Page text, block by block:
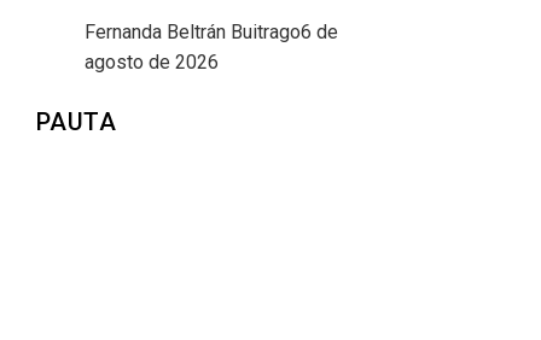
Fernanda Beltrán Buitrago6 de
agosto de 2026
PAUTA